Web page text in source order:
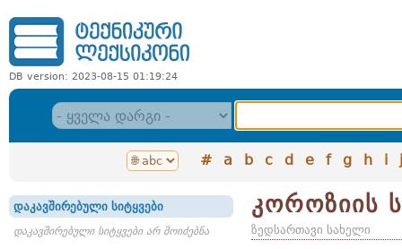
DB version: 2023-08-15 01:19:24
# a b c d e f g h i j
დაკავშირებული სიტყვები
დაკავშირებული სიტყვები არ მოიძებნა
კოროზიის
ზედსართავი სახელი